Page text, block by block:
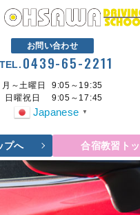
お問い合わせ
TEL. 0439-65-2211
月～土曜日
9:05～19:35
日曜祝日
9:05～17:45
Japanese ▼
プへ 合宿教習ト